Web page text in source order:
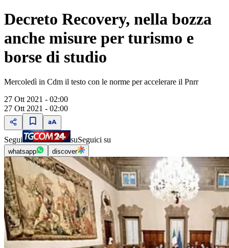
Decreto Recovery, nella bozza
anche misure per turismo e
borse di studio
Mercoledì in Cdm il testo con le norme per accelerare il Pnrr
27 Ott 2021 - 02:00
27 Ott 2021 - 02:00
Segui suSeguici su
whatsapp discover